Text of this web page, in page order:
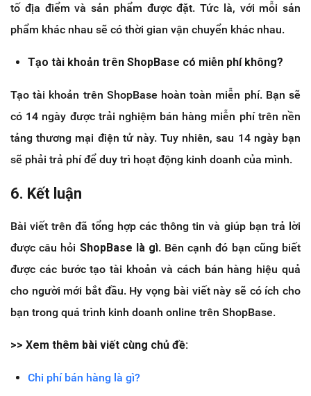
tố địa điểm và sản phẩm được đặt. Tức là, với mỗi sản
phẩm khác nhau sẽ có thời gian vận chuyển khác nhau.
Tạo tài khoản trên ShopBase có miễn phí không?
Tạo tài khoản trên ShopBase hoàn toàn miễn phí. Bạn sẽ
có 14 ngày được trải nghiệm bán hàng miễn phí trên nền
tảng thương mại điện tử này. Tuy nhiên, sau 14 ngày bạn
sẽ phải trả phí để duy trì hoạt động kinh doanh của mình.
6. Kết luận
Bài viết trên đã tổng hợp các thông tin và giúp bạn trả lời
được câu hỏi ShopBase là gì. Bên cạnh đó bạn cũng biết
được các bước tạo tài khoản và cách bán hàng hiệu quả
cho người mới bắt đầu. Hy vọng bài viết này sẽ có ích cho
bạn trong quá trình kinh doanh online trên ShopBase.
>> Xem thêm bài viết cùng chủ đề:
Chi phí bán hàng là gì?